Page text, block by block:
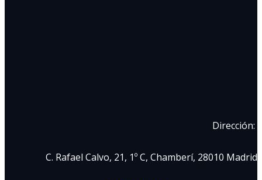
Dirección:
C. Rafael Calvo, 21, 1º C, Chamberí, 28010 Madrid